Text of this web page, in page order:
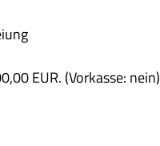
EUR. (Vorkasse: nein)